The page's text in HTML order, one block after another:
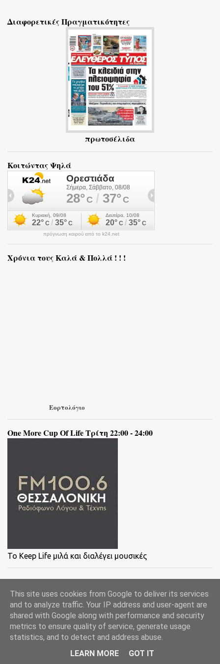
λ
Διαφορετικές Πραγματικότητες
πρωτοσέλιδα
Κοιτώντας Ψηλά
πρόγνωση καιρού από το k24.net
Χρόνια τους Καλά & Πολλά ! ! !
Εορτολόγιο
One More Cup Of Life Τρίτη 22:00 - 24:00
To Keep Life μιλά και διαλέγει μουσικές
The Art Of Skiing
This site uses cookies from Google to deliver its services
and to analyze traffic. Your IP address and user-agent are
shared with Google along with performance and security
metrics to ensure quality of service, generate usage
statistics, and to detect and address abuse.
LEARN MORE
GOT IT